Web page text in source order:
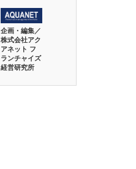
企画・編集／
株式会社アク
アネット フ
ランチャイズ
経営研究所